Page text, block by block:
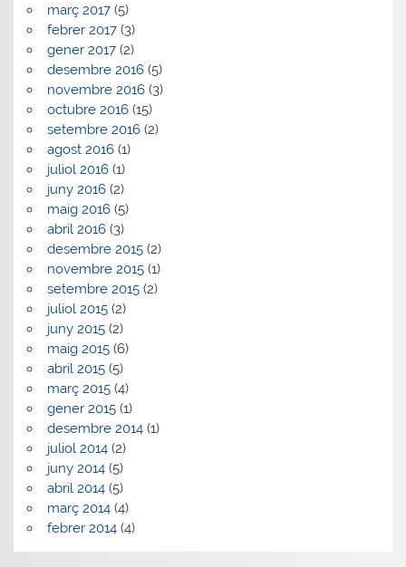
març 2017(5)
febrer 2017(3)
gener 2017(2)
desembre 2016(5)
novembre 2016(3)
octubre 2016(15)
setembre 2016(2)
agost 2016(1)
juliol 2016(1)
juny 2016(2)
maig 2016(5)
abril 2016(3)
desembre 2015(2)
novembre 2015(1)
setembre 2015(2)
juliol 2015(2)
juny 2015(2)
maig 2015(6)
abril 2015(5)
març 2015(4)
gener 2015(1)
desembre 2014(1)
juliol 2014(2)
juny 2014(5)
abril 2014(5)
març 2014(4)
febrer 2014(4)